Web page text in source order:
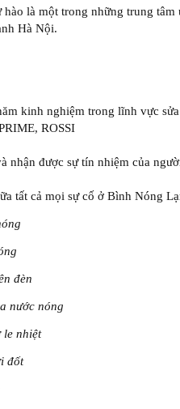
là một trong những trung
Hà Nội.
kinh nghiệm trong lĩnh vực
ROSSI
nhận được sự tín nhiệm của
tất cả mọi sự cố ở Bình Nóng
đèn
nước nóng
le nhiệt
đốt